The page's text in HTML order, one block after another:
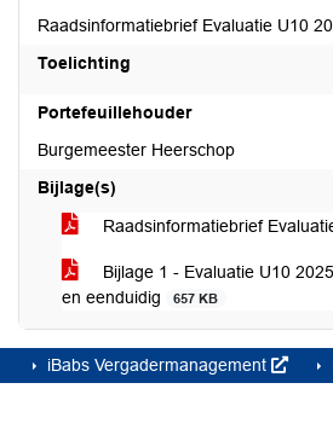
Raadsinformatiebrief Evaluatie U10
Toelichting
Portefeuillehouder
Burgemeester Heerschop
Bijlage(s)
Raadsinformatiebrief
Bijlage 1 - Evaluatie U10
en eenduidig
657 KB
iBabs Vergadermanagement